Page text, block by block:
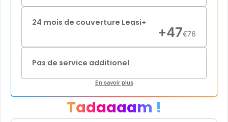
24 mois de couverture Leasi+
+47€76
Pas de service additionel
En savoir plus
Tadaaaam !